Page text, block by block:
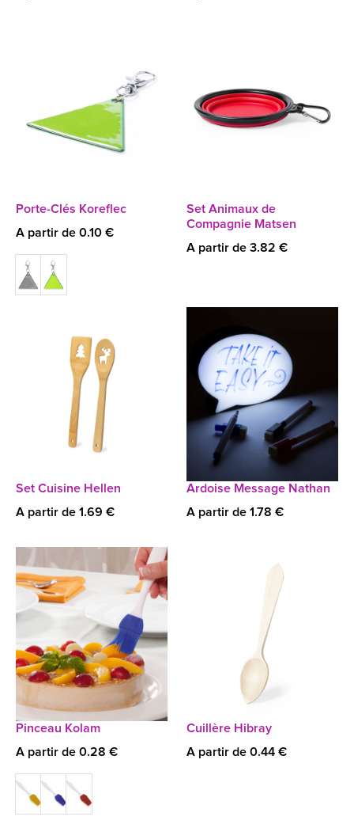
Porte-Clés Koreflec
A partir de 0.10 €
Set Animaux de
Compagnie Matsen
A partir de 3.82 €
Set Cuisine Hellen
A partir de 1.69 €
Ardoise Message Nathan
A partir de 1.78 €
Pinceau Kolam
A partir de 0.28 €
Cuillère Hibray
A partir de 0.44 €